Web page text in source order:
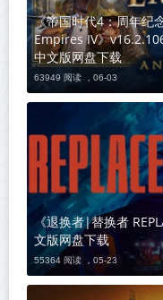
《帝国时代4：周年纪
Empires IV》
中文版网盘下载
63949 阅读 ， 06-03
《退换者|替换者
文版网盘下载
55364 阅读 ， 05-23